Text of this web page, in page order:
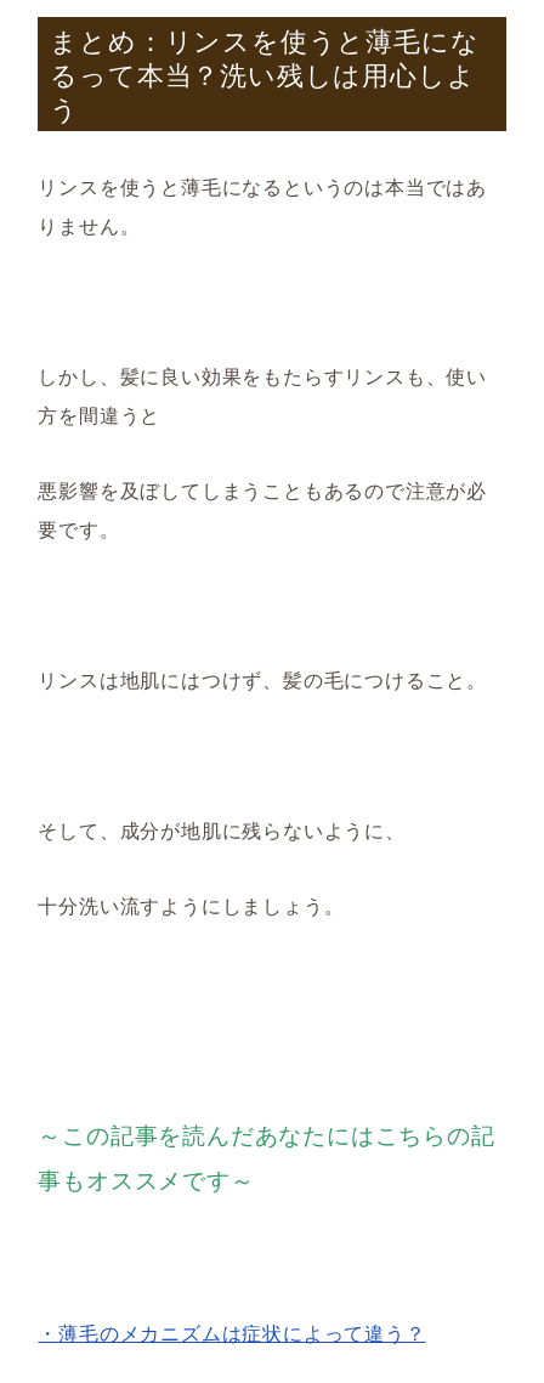
まとめ：リンスを使うと薄毛にな
るって本当？洗い残しは用心しよ
う
リンスを使うと薄毛になるというのは本当ではあ
りません。
しかし、 髪に良い効果をもたらすリンスも、使い
方を間違うと
悪影響を及ぼしてしまうこともあるので注意が必
要です。
リンスは地肌にはつけず、髪の毛につけること。
そして 、 成分が地肌に残らないように、
十分洗い流すようにしましょう。
～この記事を読んだあなたにはこちらの記
事もオススメです～
・薄毛のメカニズムは症状によって違う？